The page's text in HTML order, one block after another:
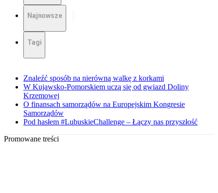
Najnowsze
Tagi
Znaleźć sposób na nierówną walkę z korkami
W Kujawsko-Pomorskiem uczą się od gwiazd Doliny
Krzemowej
O finansach samorządów na Europejskim Kongresie
Samorządów
Pod hasłem #LubuskieChallenge – Łączy nas przyszłość
Promowane treści